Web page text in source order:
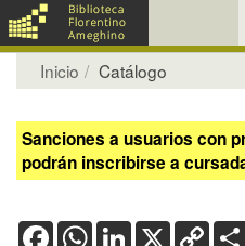
Inicio Catálogo
Sanciones a usuarios con
podrán inscribirse a
FacebookWhatsApp
LinkedIn
X